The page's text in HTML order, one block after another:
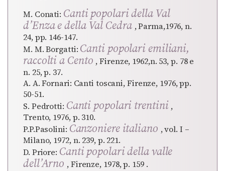
M. Conati: Canti popolari della Val
d’Enza e della Val Cedra , Parma,1976, n.
24, pp. 146-147.
M. M. Borgatti: Canti popolari emiliani,
raccolti a Cento , Firenze, 1962,n. 53, p. 78 e
n. 25, p. 37.
A. A. Fornari: Canti toscani, Firenze, 1976, pp.
50-51.
S. Pedrotti: Canti popolari trentini ,
Trento, 1976, p. 310.
P.P.Pasolini: Canzoniere italiano , vol. I –
Milano, 1972, n. 239, p. 221.
D. Priore: Canti popolari della valle
dell’Arno , Firenze, 1978, p. 159 .